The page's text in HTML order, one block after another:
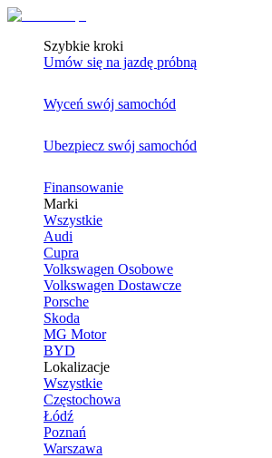
Szybkie kroki
Umów się na jazdę próbną
Wyceń swój samochód
Ubezpiecz swój samochód
Finansowanie
Marki
Wszystkie
Audi
Cupra
Volkswagen Osobowe
Volkswagen Dostawcze
Porsche
Skoda
MG Motor
BYD
Lokalizacje
Wszystkie
Częstochowa
Łódź
Poznań
Warszawa